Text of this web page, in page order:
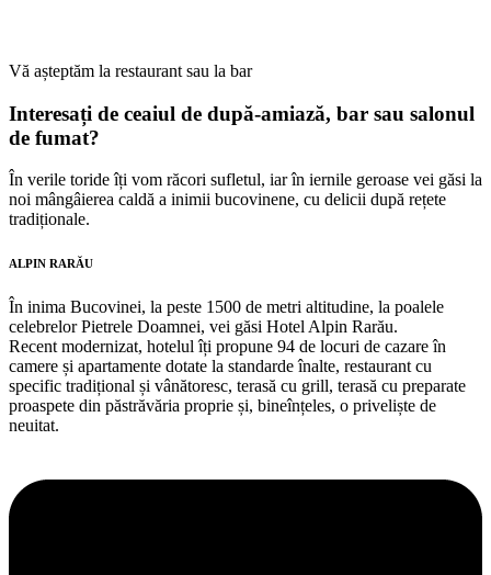
Vă așteptăm la restaurant sau la bar
Interesați de ceaiul de după-amiază, bar sau salonul
de fumat?
În verile toride îți vom răcori sufletul, iar în iernile geroase vei găsi la
noi mângâierea caldă a inimii bucovinene, cu delicii după rețete
tradiționale.
ALPIN RARĂU
În inima Bucovinei, la peste 1500 de metri altitudine, la poalele
celebrelor Pietrele Doamnei, vei găsi Hotel Alpin Rarău.
Recent modernizat, hotelul îți propune 94 de locuri de cazare în
camere și apartamente dotate la standarde înalte, restaurant cu
specific tradițional și vânătoresc, terasă cu grill, terasă cu preparate
proaspete din păstrăvăria proprie și, bineînțeles, o priveliște de
neuitat.